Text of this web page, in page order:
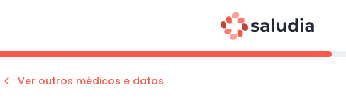
Ver outros médicos e datas